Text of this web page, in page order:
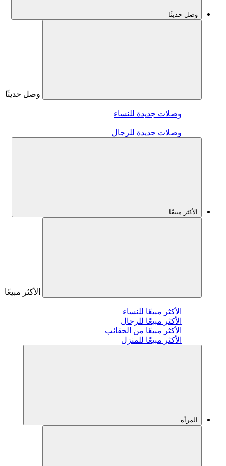
وصل حديثًا
وصل حديثًا
وصلات جديدة للنساء
وصلات جديدة للرجال
الأكثر مبيعًا
الأكثر مبيعًا
الأكثر مبيعًا للنساء
الأكثر مبيعًا للرجال
الأكثر مبيعًا من الحقائب
الأكثر مبيعًا للمنزل
المرأة